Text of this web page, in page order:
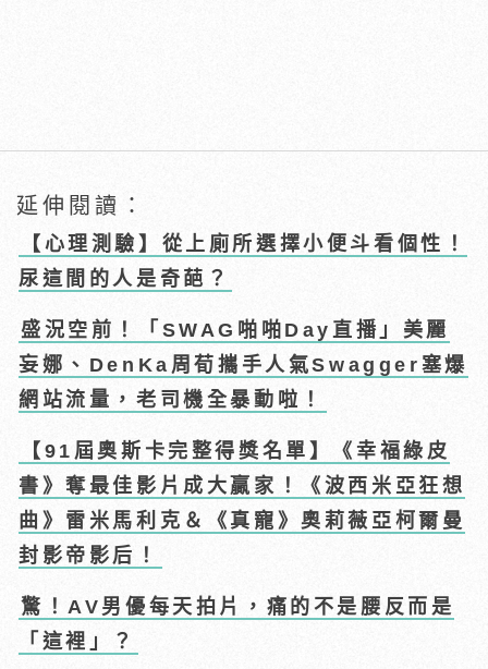
延伸閱讀：
【心理測驗】從上廁所選擇小便斗看個性！
尿這間的人是奇葩？
盛況空前！「SWAG啪啪Day直播」美麗
妄娜、DenKa周荀攜手人氣Swagger塞爆
網站流量，老司機全暴動啦！
【91屆奧斯卡完整得獎名單】《幸福綠皮
書》奪最佳影片成大贏家！《波西米亞狂想
曲》雷米馬利克＆《真寵》奧莉薇亞柯爾曼
封影帝影后！
驚！AV男優每天拍片，痛的不是腰反而是
「這裡」？